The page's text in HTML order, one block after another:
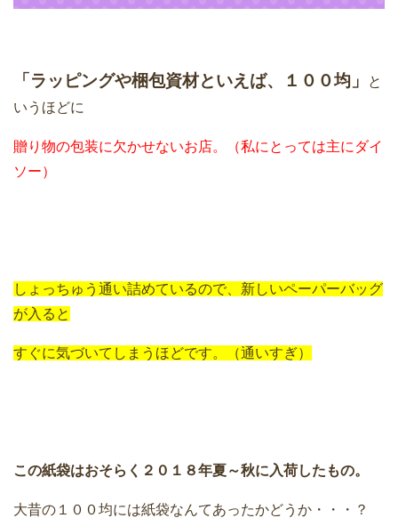
「ラッピングや梱包資材といえば、１００均」
と
いうほどに
贈り物の包装に欠かせないお店。（私にとっては主にダイ
ソー）
しょっちゅう通い詰めているので、新しいペーパーバッグ
が入ると
すぐに気づいてしまうほどです。（通いすぎ）
この紙袋はおそらく２０１８年夏～秋に入荷したもの。
大昔の１００均には紙袋なんてあったかどうか・・・？